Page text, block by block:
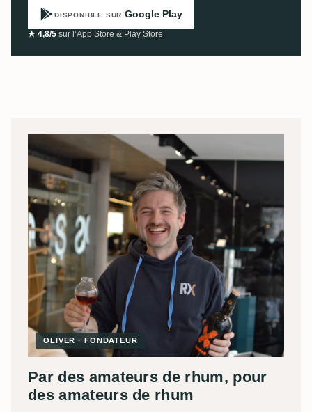
DISPONIBLE SUR Google Play
★ 4,8/5 sur l’App Store & Play Store
OLIVER · FONDATEUR
Par des amateurs de rhum, pour
des amateurs de rhum